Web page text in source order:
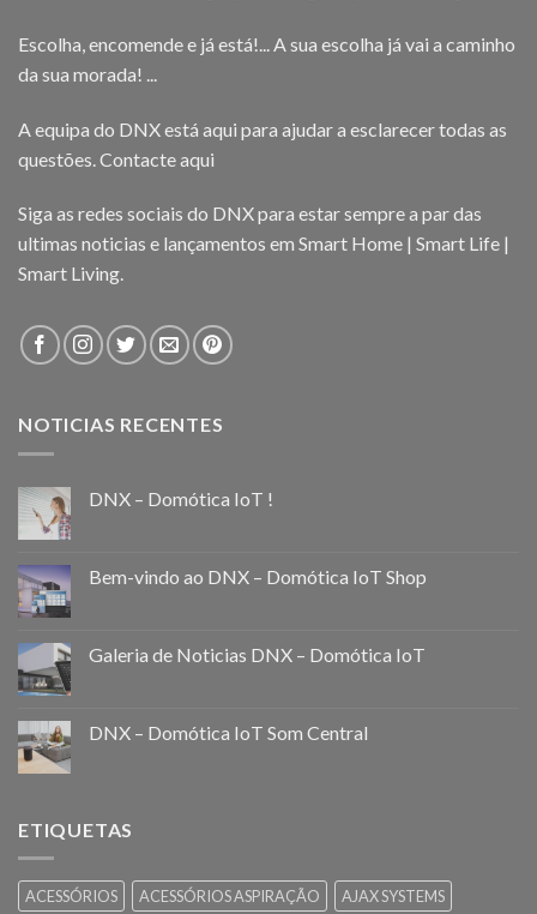
Escolha, encomende e já está!... A sua escolha já vai a caminho
da sua morada! ...
A equipa do DNX está aqui para ajudar a esclarecer todas as
questões. Contacte aqui
Siga as redes sociais do DNX para estar sempre a par das
ultimas noticias e lançamentos em Smart Home | Smart Life |
Smart Living.
NOTICIAS RECENTES
DNX – Domótica IoT !
Bem-vindo ao DNX – Domótica IoT Shop
Galeria de Noticias DNX – Domótica IoT
DNX – Domótica IoT Som Central
ETIQUETAS
ACESSÓRIOS ACESSÓRIOS ASPIRAÇÃO
AJAX SYSTEMS